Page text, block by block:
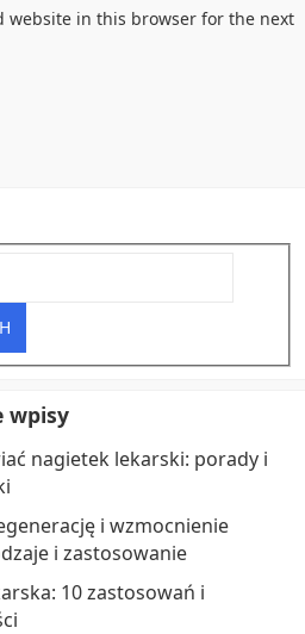
website in this browser for the next
wpisy
nagietek lekarski: porady i
i wzmocnienie
i zastosowanie
10 zastosowań i